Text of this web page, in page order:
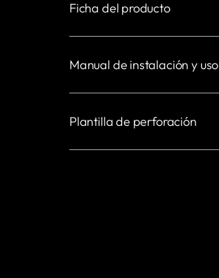
Ficha del producto
Manual de instalación y uso
Plantilla de perforación